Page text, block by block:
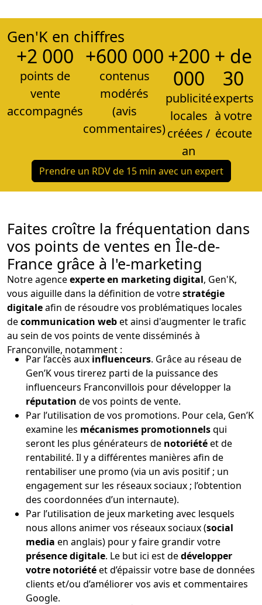
Gen'K en chiffres
+2 000
points de
vente
accompagnés
+600 000
contenus
modérés
(avis
commentaires)
+200
000
publicité
locales
créées /
an
+ de
30
experts
à votre
écoute
Prendre un RDV de 15 min avec un expert
Faites croître la fréquentation dans
vos points de ventes en Île-de-
France grâce à l'e-marketing
Notre agenceexperte en marketing digital, Gen'K,
vous aiguille dans la définition de votrestratégie
digitaleafin de résoudre vos problématiques locales
decommunication webet ainsi d'augmenter le trafic
au sein de vos points de vente disséminés à
Franconville, notamment :
Par l’accès aux influenceurs. Grâce au réseau de
Gen’K vous tirerez parti de la puissance des
influenceurs Franconvillois pour développer la
réputation de vos points de vente.
Par l’utilisation de vos promotions. Pour cela, Gen’K
examine les mécanismes promotionnelsqui
seront les plus générateurs de notoriétéet de
rentabilité. Il y a différentes manières afin de
rentabiliser une promo (via un avis positif ; un
engagement sur les réseaux sociaux ; l’obtention
des coordonnées d’un internaute).
Par l’utilisation de jeux marketing avec lesquels
nous allons animer vos réseaux sociaux (social
media en anglais) pour y faire grandir votre
présence digitale. Le but ici est dedévelopper
votre notoriétéet d’épaissir votre base de données
clients et/ou d’améliorer vos avis et commentaires
Google.